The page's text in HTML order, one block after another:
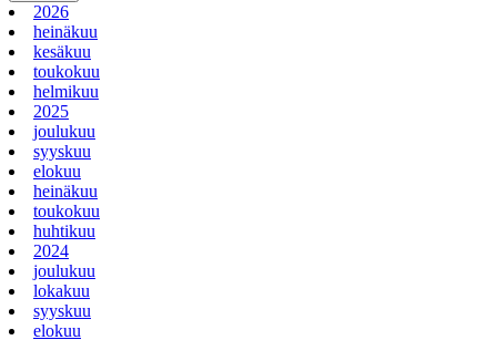
2026
heinäkuu
kesäkuu
toukokuu
helmikuu
2025
joulukuu
syyskuu
elokuu
heinäkuu
toukokuu
huhtikuu
2024
joulukuu
lokakuu
syyskuu
elokuu